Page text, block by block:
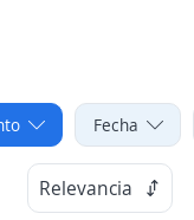
Fecha
Relevancia